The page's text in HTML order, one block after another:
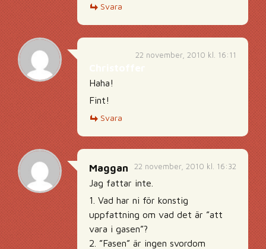
Svara
22 november, 2010 kl. 16:11
Haha!
Fint!
Svara
22 november, 2010 kl. 16:32
Maggan
Jag fattar inte.
1. Vad har ni för konstig
uppfattning om vad det är ”att
vara i gasen”?
2. ”Fasen” är ingen svordom